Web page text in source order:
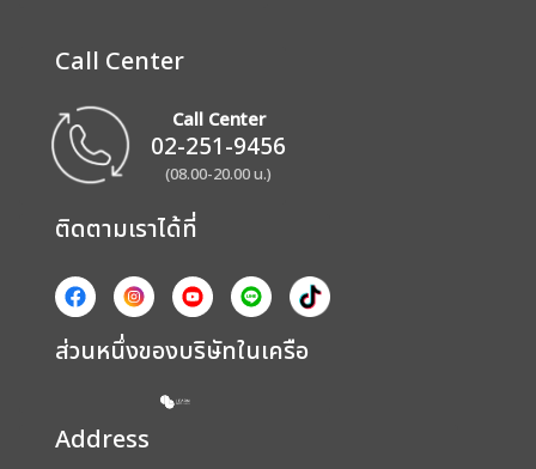
Call Center
Call Center
02-251-9456
(08.00-20.00 น.)
ติดตามเราได้ที่
ส่วนหนึ่งของบริษัทในเครือ
Address